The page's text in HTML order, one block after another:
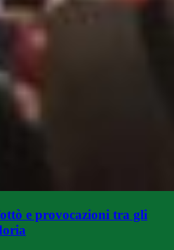
e provocazioni tra gli